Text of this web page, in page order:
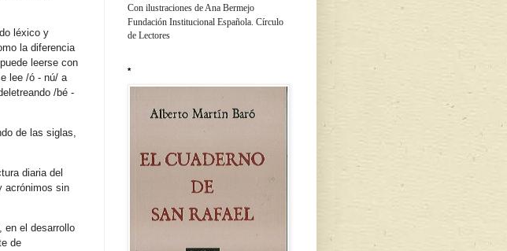
léxico y
la diferencia
leerse con
lee /ó - nú/ a
/bé -
de las siglas,
diaria del
acrónimos sin
en el desarrollo
de
Con ilustraciones de Ana Bermejo
Fundación Institucional Española. Círculo
de Lectores
*